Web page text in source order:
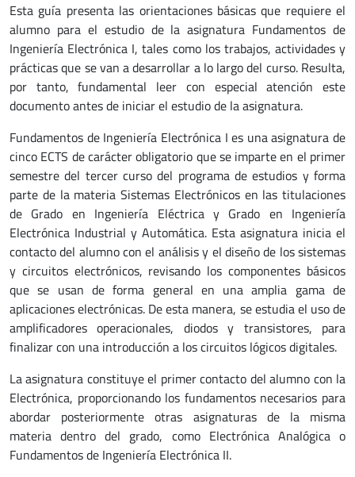
Esta guía presenta las orientaciones básicas que requiere el
alumno para el estudio de la asignatura Fundamentos de
Ingeniería Electrónica I, tales como los trabajos, actividades y
prácticas que se van a desarrollar a lo largo del curso. Resulta,
por tanto, fundamental leer con especial atención este
documento antes de iniciar el estudio de la asignatura.
Fundamentos de Ingeniería Electrónica I es una asignatura de
cinco ECTS de carácter obligatorio que se imparte en el primer
semestre del tercer curso del programa de estudios y forma
parte de la materia Sistemas Electrónicos en las titulaciones
de Grado en Ingeniería Eléctrica y Grado en Ingeniería
Electrónica Industrial y Automática. Esta asignatura inicia el
contacto del alumno con el análisis y el diseño de los sistemas
y circuitos electrónicos, revisando los componentes básicos
que se usan de forma general en una amplia gama de
aplicaciones electrónicas. De esta manera, se estudia el uso de
amplificadores operacionales, diodos y transistores, para
finalizar con una introducción a los circuitos lógicos digitales.
La asignatura constituye el primer contacto del alumno con la
Electrónica, proporcionando los fundamentos necesarios para
abordar posteriormente otras asignaturas de la misma
materia dentro del grado, como Electrónica Analógica o
Fundamentos de Ingeniería Electrónica II.